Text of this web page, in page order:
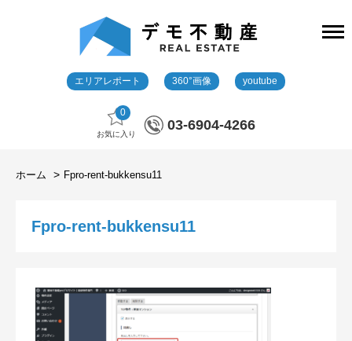
エリアレポート 360°画像 youtube
0
お気に入り
03-6904-4266
ホーム Fpro-rent-bukkensu11
Fpro-rent-bukkensu11